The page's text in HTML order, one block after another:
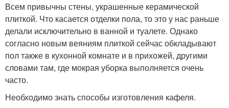
Всем привычны стены, украшенные керамической
плиткой. Что касается отделки пола, то это у нас раньше
делали исключительно в ванной и туалете. Однако
согласно новым веяниям плиткой сейчас обкладывают
пол также в кухонной комнате и в прихожей, другими
словами там, где мокрая уборка выполняется очень
часто.
Необходимо знать способы изготовления кафеля.